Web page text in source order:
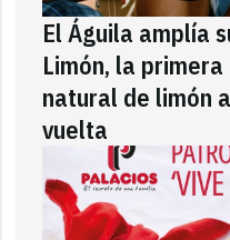
El Águila amplía
Limón, la
natural de limón
vuelta